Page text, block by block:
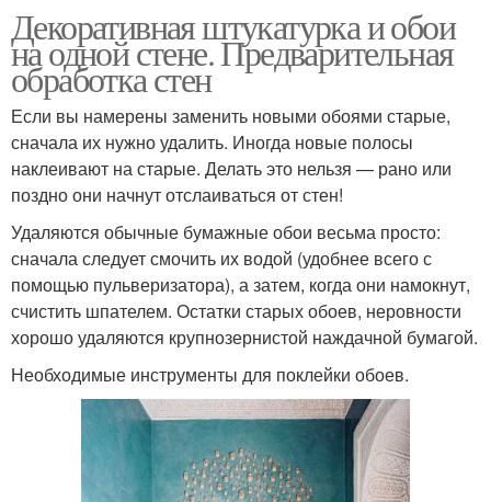
Декоративная штукатурка и обои
на одной стене. Предварительная
обработка стен
Если вы намерены заменить новыми обоями старые,
сначала их нужно удалить. Иногда новые полосы
наклеивают на старые. Делать это нельзя — рано или
поздно они начнут отслаиваться от стен!
Удаляются обычные бумажные обои весьма просто:
сначала следует смочить их водой (удобнее всего с
помощью пульверизатора), а затем, когда они намокнут,
счистить шпателем. Остатки старых обоев, неровности
хорошо удаляются крупнозернистой наждачной бумагой.
Необходимые инструменты для поклейки обоев.